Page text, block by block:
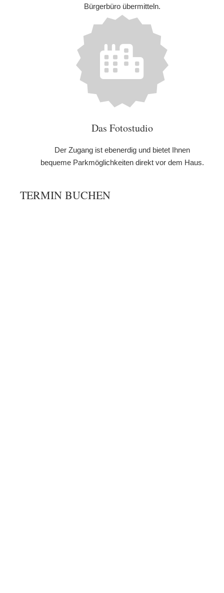
Bürgerbüro übermitteln.
Das Fotostudio
Der Zugang ist ebenerdig und bietet Ihnen
bequeme Parkmöglichkeiten direkt vor dem Haus.
TERMIN BUCHEN